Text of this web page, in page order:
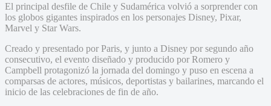
El principal desfile de Chile y Sudamérica volvió a sorprender con
los globos gigantes inspirados en los personajes Disney, Pixar,
Marvel y Star Wars.
Creado y presentado por Paris, y junto a Disney por segundo año
consecutivo, el evento diseñado y producido por Romero y
Campbell protagonizó la jornada del domingo y puso en escena a
comparsas de actores, músicos, deportistas y bailarines, marcando el
inicio de las celebraciones de fin de año.